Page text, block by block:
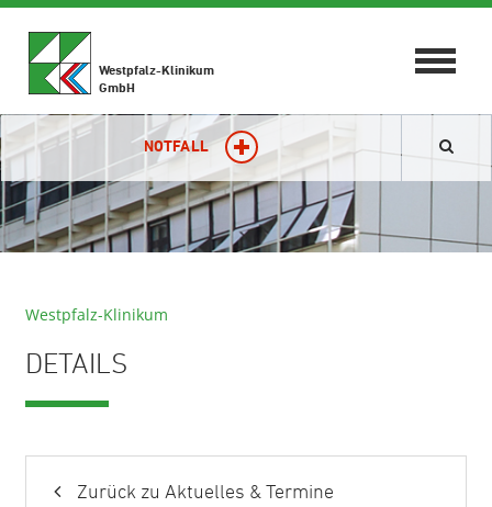
Toggle
Westpfalz-Klinikum
GmbH
NOTFALL
Westpfalz-Klinikum
DETAILS
Zurück zu Aktuelles & Termine